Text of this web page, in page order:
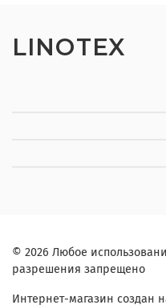
LINOTEX
© 2026 Любое
разрешения запрещено
Интернет-магазин создан